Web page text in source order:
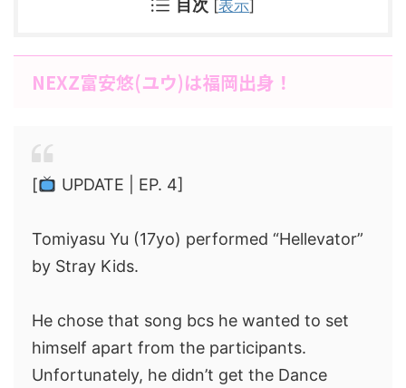
目次 [表示]
NEXZ富安悠(ユウ)は福岡出身！
[ UPDATE | EP. 4]
Tomiyasu Yu (17yo) performed “Hellevator”
by Stray Kids.
He chose that song bcs he wanted to set
himself apart from the participants.
Unfortunately, he didn’t get the Dance